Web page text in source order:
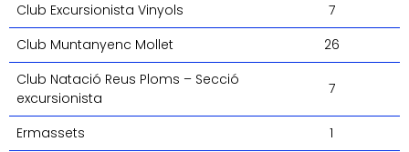
Club Excursionista Vinyols
7
Club Muntanyenc Mollet
26
Club Natació Reus Ploms – Secció
excursionista
7
Ermassets
1